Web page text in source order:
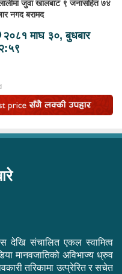
जुवा खालबाट ९ जनासहित ७४
नगद बरामद
२०८१ माघ ३०, बुधबार
देखि संचालित एकल स्वामित्व
मानवजातिको अविभाज्य ध्रुव
तरिकामा उत्प्रेरित र सचेत